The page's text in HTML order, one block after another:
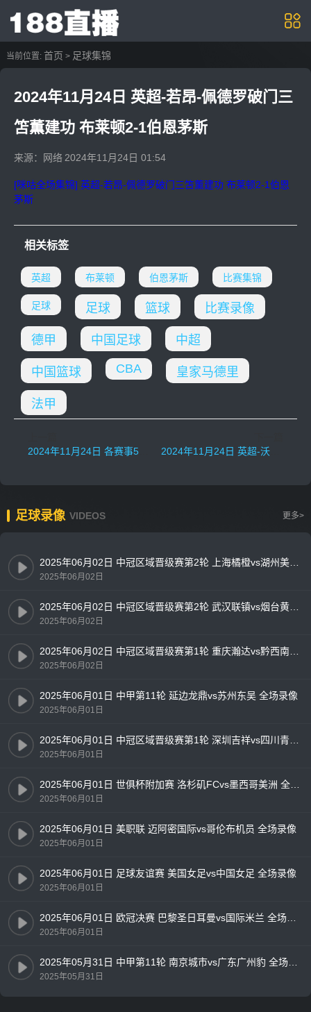
当前位置: 首页 > 足球集锦
2024年11月24日 英超-若昂-佩德罗破门三
笘薫建功 布莱顿2-1伯恩茅斯
来源：网络 2024年11月24日 01:54
[咪咕全场集锦] 英超-若昂-佩德罗破门三笘薫建功 布莱顿2-1伯恩
茅斯
相关标签
英超 布莱顿 伯恩茅斯 比赛集锦
足球 足球 篮球 比赛录像
德甲 中国足球 中超
中国篮球 CBA 皇家马德里
法甲
2024年11月24日 各赛事5连胜！马竞2-1逆转阿拉维斯 格列兹曼点射索尔洛特绝杀
2024年11月24日 英超-沃特金斯破门巴克利扳平 维拉2-2水晶宫
足球录像 VIDEOS 更多>
2025年06月02日
2025年06月02日
2025年06月02日
2025年06月01日 中甲第11轮 延边龙鼎vs苏州东吴 全场录像
2025年06月01日
2025年06月01日
2025年06月01日
2025年06月01日 美职联 迈阿密国际vs哥伦布机员 全场录像
2025年06月01日
2025年06月01日 足球友谊赛 美国女足vs中国女足 全场录像
2025年06月01日
2025年06月01日
2025年05月31日